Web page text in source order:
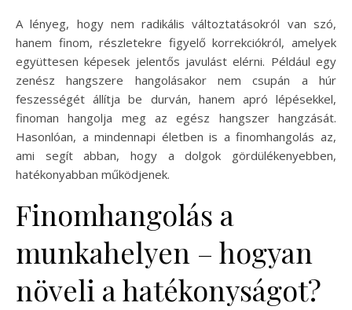
A lényeg, hogy nem radikális változtatásokról van szó,
hanem finom, részletekre figyelő korrekciókról, amelyek
együttesen képesek jelentős javulást elérni. Például egy
zenész hangszere hangolásakor nem csupán a húr
feszességét állítja be durván, hanem apró lépésekkel,
finoman hangolja meg az egész hangszer hangzását.
Hasonlóan, a mindennapi életben is a finomhangolás az,
ami segít abban, hogy a dolgok gördülékenyebben,
hatékonyabban működjenek.
Finomhangolás a
munkahelyen – hogyan
növeli a hatékonyságot?